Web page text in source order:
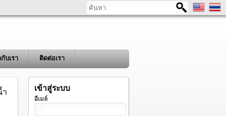
ค้นหา
กับเรา ติดต่อเรา
า
เข้าสู่ระบบ
อีเมล์